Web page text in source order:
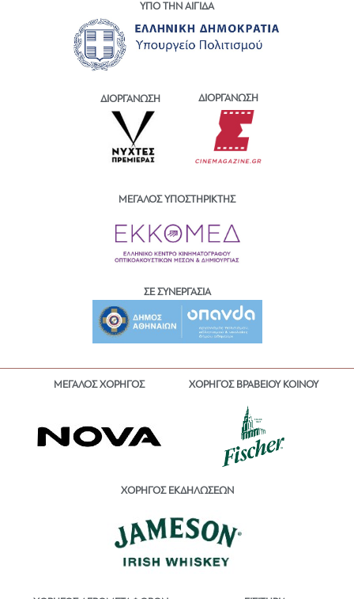
ΥΠΟ ΤΗΝ ΑΙΓΙΔΑ
ΔΙΟΡΓΑΝΩΣΗ ΔΙΟΡΓΑΝΩΣΗ
ΜΕΓΑΛΟΣ ΥΠΟΣΤΗΡΙΚΤΗΣ
ΣΕ ΣΥΝΕΡΓΑΣΙΑ
ΜΕΓΑΛΟΣ ΧΟΡΗΓΟΣ ΧΟΡΗΓΟΣ ΒΡΑΒΕΙΟΥ ΚΟΙΝΟΥ
ΧΟΡΗΓΟΣ ΕΚΔΗΛΩΣΕΩΝ